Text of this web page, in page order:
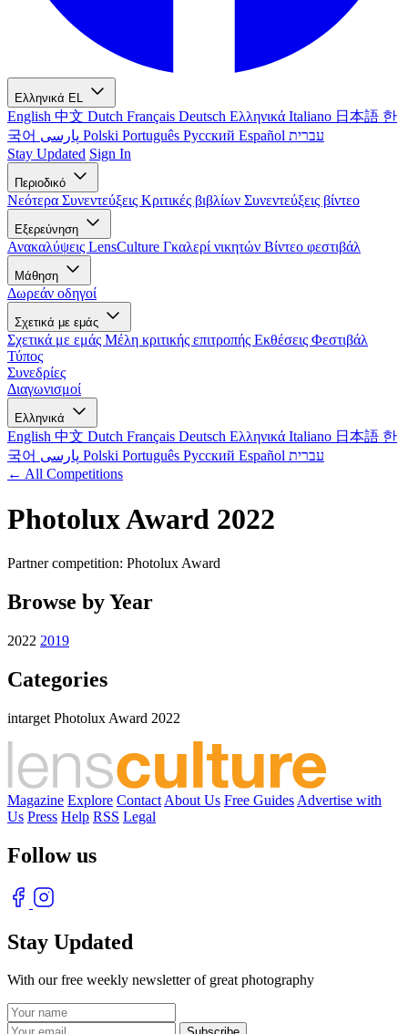
Ελληνικά EL
English 中文 Dutch Français Deutsch Ελληνικά Italiano 日本語 한
국어
Polski Português Русский Español עברית
Stay Updated Sign In
Περιοδικό
Νεότερα Συνεντεύξεις Κριτικές βιβλίων Συνεντεύξεις βίντεο
Εξερεύνηση
Ανακαλύψεις LensCulture Γκαλερί νικητών Βίντεο φεστιβάλ
Μάθηση
Δωρεάν οδηγοί
Σχετικά με εμάς
Σχετικά με εμάς Μέλη κριτικής επιτροπής Εκθέσεις Φεστιβάλ
Τύπος
Συνεδρίες
Διαγωνισμοί
Ελληνικά
English 中文 Dutch Français Deutsch Ελληνικά Italiano 日本語 한
국어
Polski Português Русский Español עברית
← All Competitions
Photolux Award 2022
Partner competition: Photolux Award
Browse by Year
2022 2019
Categories
intarget Photolux Award 2022
Magazine Explore Contact About Us Free Guides Advertise with
Us Press Help RSS Legal
Follow us
Stay Updated
With our free weekly newsletter of great photography